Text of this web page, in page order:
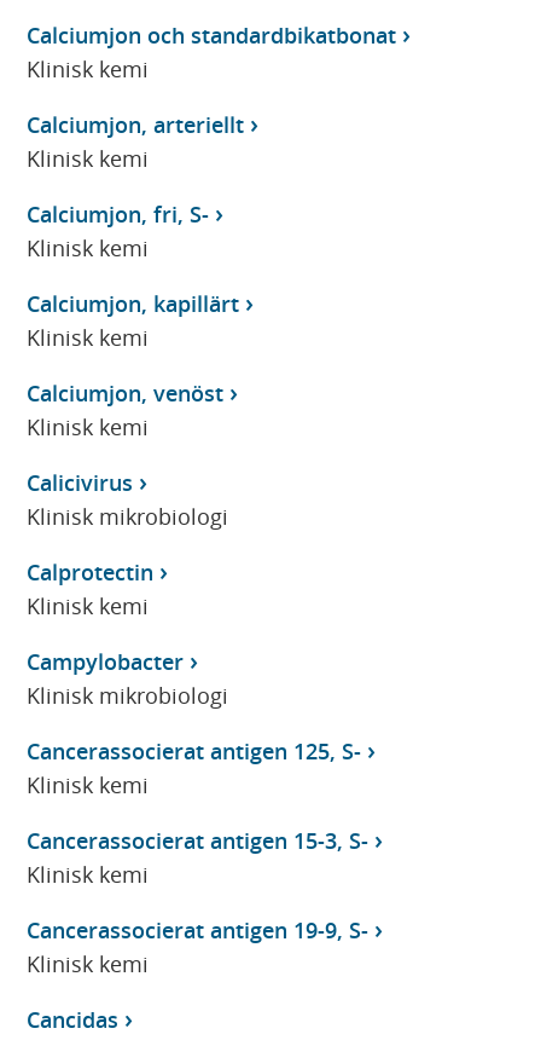
Calciumjon och standardbikatbonat
Klinisk kemi
Calciumjon, arteriellt
Klinisk kemi
Calciumjon, fri, S-
Klinisk kemi
Calciumjon, kapillärt
Klinisk kemi
Calciumjon, venöst
Klinisk kemi
Calicivirus
Klinisk mikrobiologi
Calprotectin
Klinisk kemi
Campylobacter
Klinisk mikrobiologi
Cancerassocierat antigen 125, S-
Klinisk kemi
Cancerassocierat antigen 15-3, S-
Klinisk kemi
Cancerassocierat antigen 19-9, S-
Klinisk kemi
Cancidas